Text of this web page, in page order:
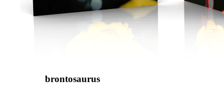
brontosaurus